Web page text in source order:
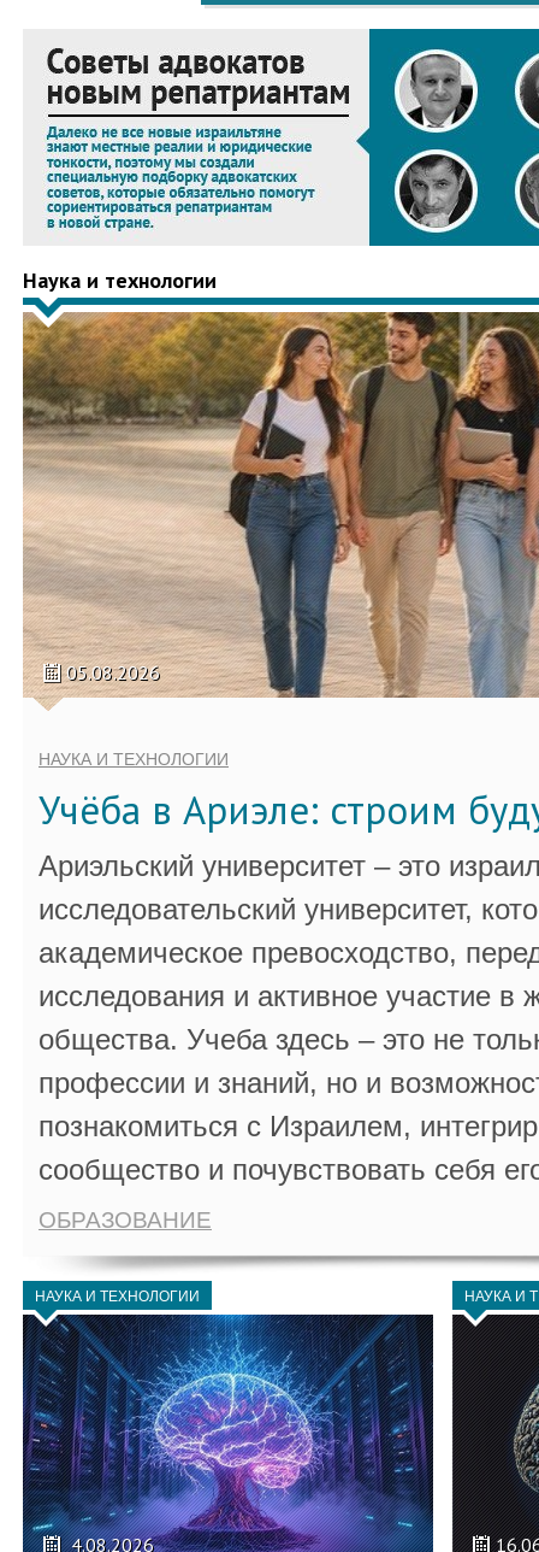
Наука и технологии
05.08.2026
НАУКА И ТЕХНОЛОГИИ
Учёба в Ариэле: строим
Ариэльский университет – это
исследовательский университет,
академическое превосходство,
исследования и активное участие в
общества. Учеба здесь – это не
профессии и знаний, но и
познакомиться с Израилем,
сообщество и почувствовать себя
ОБРАЗОВАНИЕ
НАУКА И ТЕХНОЛОГИИ
4.08.2026
НАУКА И